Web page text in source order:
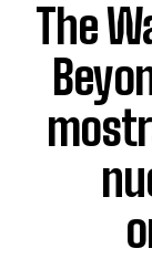
The